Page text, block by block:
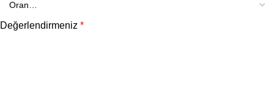
Değerlendirmeniz *